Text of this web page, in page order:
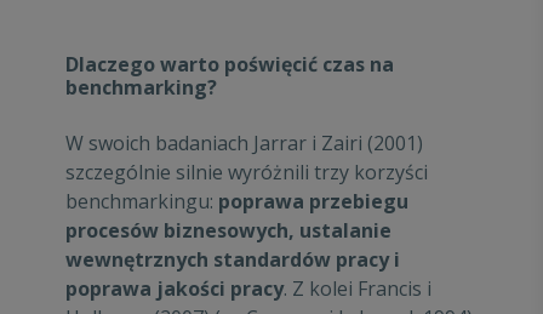
Dlaczego warto poświęcić czas na
benchmarking?
W swoich badaniach Jarrar i Zairi (2001)
szczególnie silnie wyróżnili trzy korzyści
benchmarkingu: poprawa przebiegu
procesów biznesowych, ustalanie
wewnętrznych standardów pracy i
poprawa jakości pracy. Z kolei Francis i